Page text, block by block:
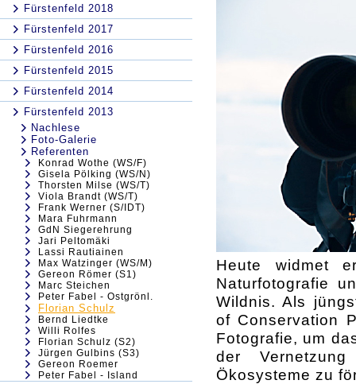
Fürstenfeld 2018
Fürstenfeld 2017
Fürstenfeld 2016
Fürstenfeld 2015
Fürstenfeld 2014
Fürstenfeld 2013
Nachlese
Foto-Galerie
Referenten
Konrad Wothe (WS/F)
Gisela Pölking (WS/N)
Thorsten Milse (WS/T)
Viola Brandt (WS/T)
Frank Werner (S/IDT)
Mara Fuhrmann
GdN Siegerehrung
Jari Peltomäki
Lassi Rautiainen
Max Watzinger (WS/M)
Gereon Römer (S1)
Marc Steichen
Peter Fabel - Ostgrönl.
Florian Schulz
Bernd Liedtke
Willi Rolfes
Florian Schulz (S2)
Jürgen Gulbins (S3)
Gereon Roemer
Peter Fabel - Island
Heute widmet
Naturfotografie
Wildnis. Als
of Conservation
Fotografie, um
der
Ökosysteme zu